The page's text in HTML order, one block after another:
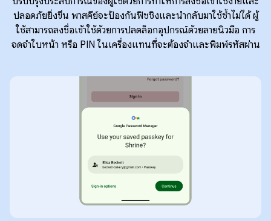
ปลอดภัยยิ่งขึ้น พาสคีย์จะป้องกันฟิชชิงและนำกลับมาใช้ซ้ำไม่ได้ ผู้
ใช้สามารถลงชื่อเข้าใช้ด้วยการปลดล็อกอุปกรณ์ด้วยลายนิ้วมือ การ
จดจำใบหน้า หรือ PIN ในเครื่องแทนที่จะต้องจำและพิมพ์รหัสผ่าน